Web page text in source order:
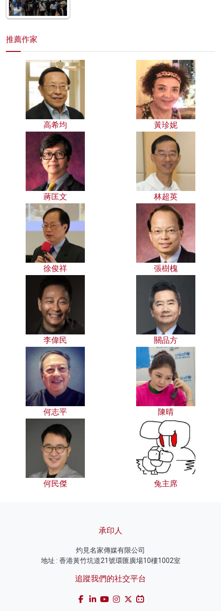
推薦作家
高希均 黃珍妮
蔣匡文 林超英
徐俊祥 張樹槐
李偉民 關品方
何志平 陳晴
何民傑 兔主席
承印人
灼見名家傳媒有限公司
地址 : 香港黃竹坑道21號環匯廣場10樓1002室
追蹤我們的社交平台